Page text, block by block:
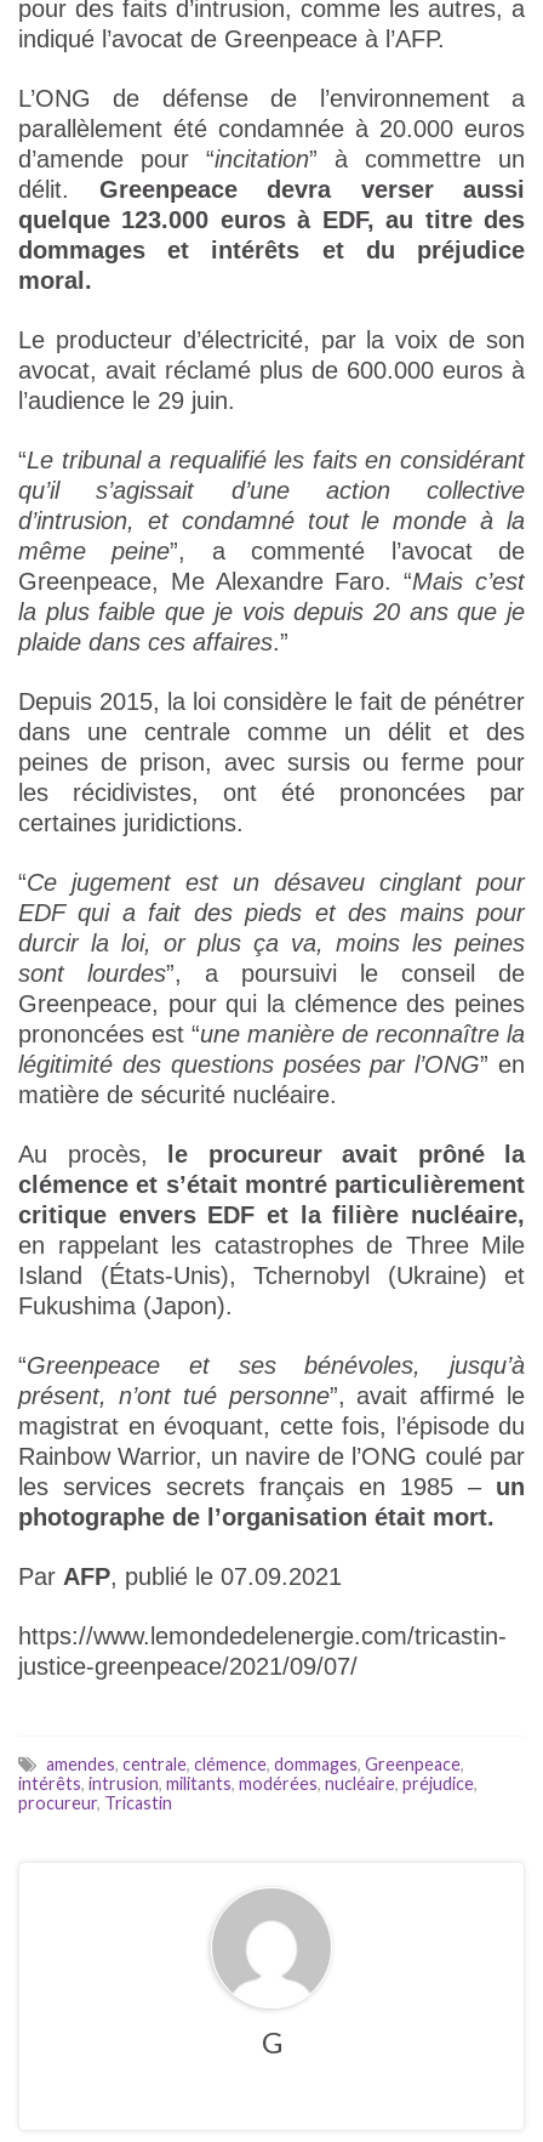
pour des faits d’intrusion, comme les autres, a
indiqué l’avocat de Greenpeace à l’AFP.
L’ONG de défense de l’environnement a
parallèlement été condamnée à 20.000 euros
d’amende pour “incitation” à commettre un
délit. Greenpeace devra verser aussi
quelque 123.000 euros à EDF, au titre des
dommages et intérêts et du préjudice
moral.
Le producteur d’électricité, par la voix de son
avocat, avait réclamé plus de 600.000 euros à
l’audience le 29 juin.
“Le tribunal a requalifié les faits en considérant
qu’il s’agissait d’une action collective
d’intrusion, et condamné tout le monde à la
même peine”, a commenté l’avocat de
Greenpeace, Me Alexandre Faro. “Mais c’est
la plus faible que je vois depuis 20 ans que je
plaide dans ces affaires.”
Depuis 2015, la loi considère le fait de pénétrer
dans une centrale comme un délit et des
peines de prison, avec sursis ou ferme pour
les récidivistes, ont été prononcées par
certaines juridictions.
“Ce jugement est un désaveu cinglant pour
EDF qui a fait des pieds et des mains pour
durcir la loi, or plus ça va, moins les peines
sont lourdes”, a poursuivi le conseil de
Greenpeace, pour qui la clémence des peines
prononcées est “une manière de reconnaître la
légitimité des questions posées par l’ONG” en
matière de sécurité nucléaire.
Au procès,
le procureur avait prôné la
clémence et s’était montré particulièrement
critique envers EDF et la filière nucléaire,
en rappelant les catastrophes de Three Mile
Island (États-Unis), Tchernobyl (Ukraine) et
Fukushima (Japon).
“Greenpeace et ses bénévoles, jusqu’à
présent, n’ont tué personne”, avait affirmé le
magistrat en évoquant, cette fois, l’épisode du
Rainbow Warrior, un navire de l’ONG coulé par
les services secrets français en 1985 – un
photographe de l’organisation était mort.
Par AFP, publié le 07.09.2021
https://www.lemondedelenergie.com/tricastin-
justice-greenpeace/2021/09/07/
amendes, centrale, clémence, dommages, Greenpeace,
intérêts, intrusion, militants, modérées, nucléaire, préjudice,
procureur, Tricastin
G